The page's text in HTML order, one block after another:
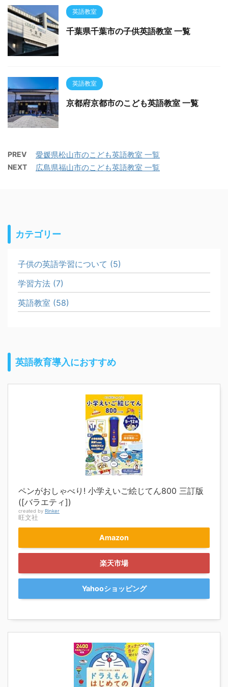
英語教室
千葉県千葉市の子供英語教室 一覧
英語教室
京都府京都市のこども英語教室 一覧
PREV 愛媛県松山市のこども英語教室 一覧
NEXT 広島県福山市のこども英語教室 一覧
カテゴリー
子供の英語学習について (5)
学習方法 (7)
英語教室 (58)
英語教育導入におすすめ
ペンがおしゃべり! 小学えいご絵じてん800 三訂版
([バラエティ])
created by Rinker
旺文社
Amazon
楽天市場
Yahooショッピング